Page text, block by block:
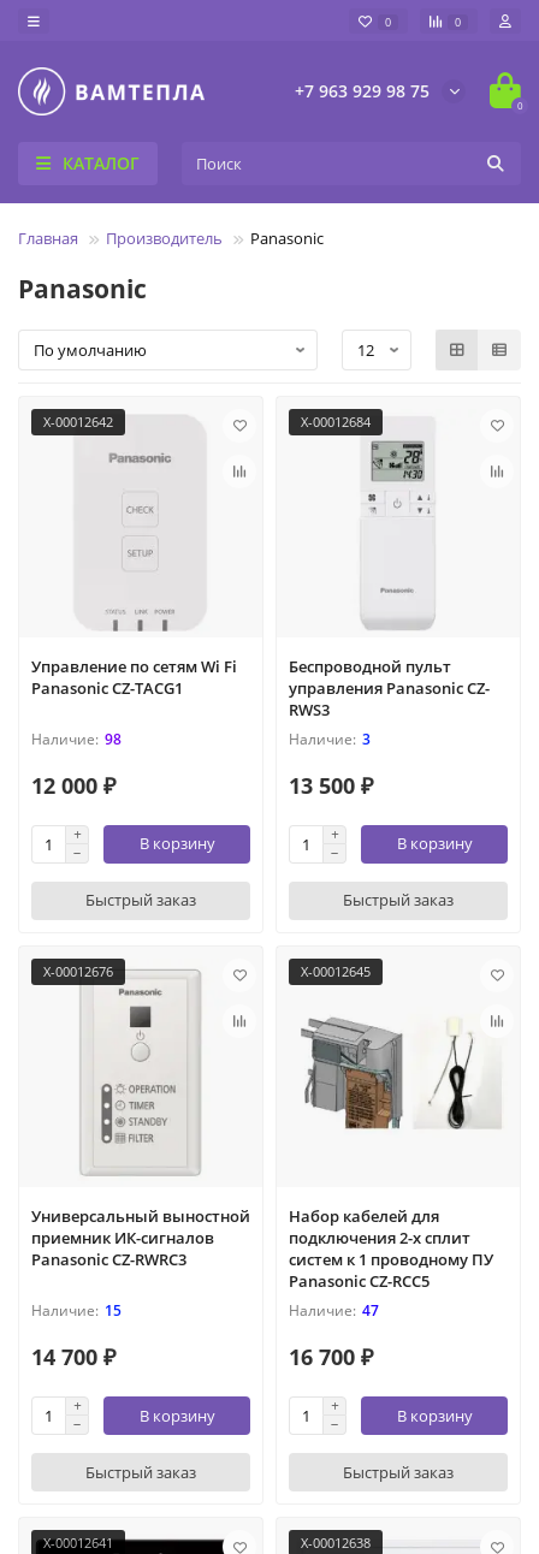
0 0
+7 963 929 98 75
0
КАТАЛОГ
Главная Производитель Panasonic
Panasonic
X-00012642
Управление по сетям Wi Fi
Panasonic CZ-TACG1
98
12 000 ₽
В корзину
Быстрый заказ
X-00012684
Беспроводной пульт
управления Panasonic CZ-
RWS3
3
13 500 ₽
В корзину
Быстрый заказ
X-00012676
Универсальный выностной
приемник ИК-сигналов
Panasonic CZ-RWRC3
15
14 700 ₽
В корзину
Быстрый заказ
X-00012645
Набор кабелей для
подключения 2-х сплит
систем к 1 проводному ПУ
Panasonic CZ-RCC5
47
16 700 ₽
В корзину
Быстрый заказ
X-00012641 X-00012638